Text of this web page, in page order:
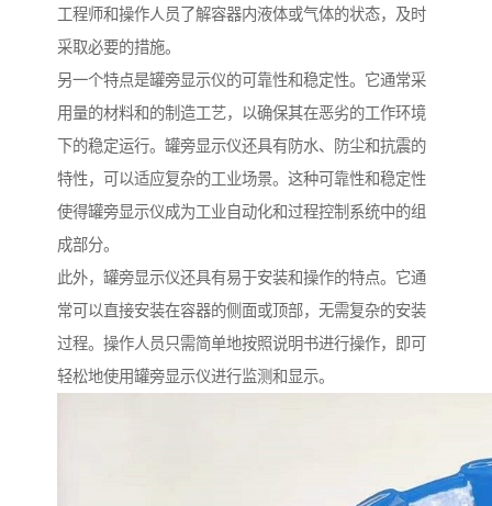
工程师和操作人员了解容器内液体或气体的状态，及时
采取必要的措施。
另一个特点是罐旁显示仪的可靠性和稳定性。它通常采
用量的材料和的制造工艺，以确保其在恶劣的工作环境
下的稳定运行。罐旁显示仪还具有防水、防尘和抗震的
特性，可以适应复杂的工业场景。这种可靠性和稳定性
使得罐旁显示仪成为工业自动化和过程控制系统中的组
成部分。
此外，罐旁显示仪还具有易于安装和操作的特点。它通
常可以直接安装在容器的侧面或顶部，无需复杂的安装
过程。操作人员只需简单地按照说明书进行操作，即可
轻松地使用罐旁显示仪进行监测和显示。